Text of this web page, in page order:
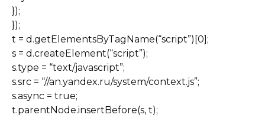
});
});
t = d.getElementsByTagName(“script”)[0];
s = d.createElement(“script”);
s.type = “text/javascript”;
s.src = “//an.yandex.ru/system/context.js”;
s.async = true;
t.parentNode.insertBefore(s, t);